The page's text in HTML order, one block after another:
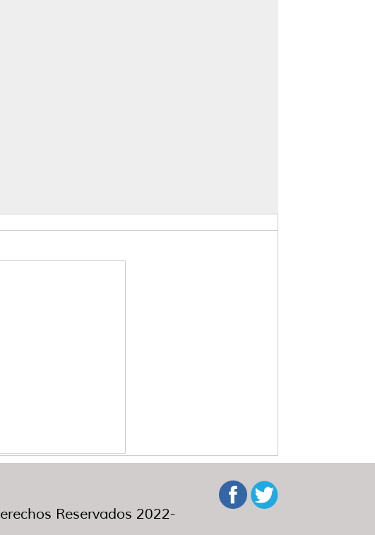
Reservados 2022-